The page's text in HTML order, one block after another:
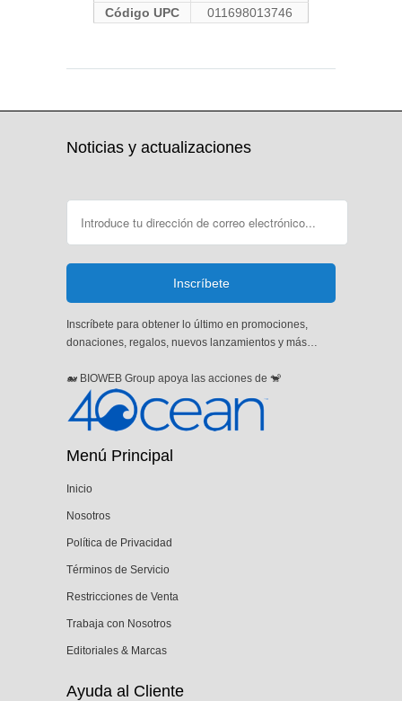
Código UPC
011698013746
Noticias y actualizaciones
Inscríbete para obtener lo último en promociones,
donaciones, regalos, nuevos lanzamientos y más…
🐋 BIOWEB Group apoya las acciones de 🐒
Menú Principal
Inicio
Nosotros
Política de Privacidad
Términos de Servicio
Restricciones de Venta
Trabaja con Nosotros
Editoriales & Marcas
Ayuda al Cliente